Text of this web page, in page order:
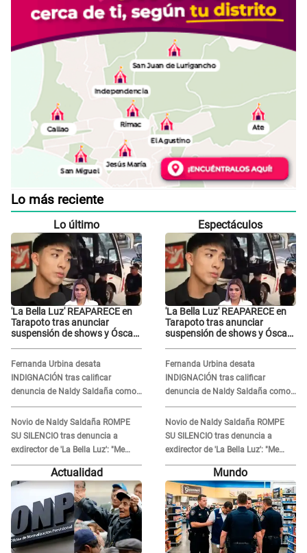
Lo más reciente
Lo último
'La Bella Luz' REAPARECE en
Tarapoto tras anunciar
suspensión de shows y Óscar
Fernanda Urbina desata
INDIGNACIÓN tras calificar
denuncia de Naldy Saldaña como
'acto bochornoso': "No es justo
atacar a otra mujer"
Novio de Naldy Saldaña ROMPE
SU SILENCIO tras denuncia a
exdirector de 'La Bella Luz': "Me
basta con que ella esté bien"
Espectáculos
'La Bella Luz' REAPARECE en
Tarapoto tras anunciar
suspensión de shows y Óscar
Fernanda Urbina desata
INDIGNACIÓN tras calificar
denuncia de Naldy Saldaña como
'acto bochornoso': "No es justo
atacar a otra mujer"
Novio de Naldy Saldaña ROMPE
SU SILENCIO tras denuncia a
exdirector de 'La Bella Luz': "Me
basta con que ella esté bien"
Actualidad Mundo